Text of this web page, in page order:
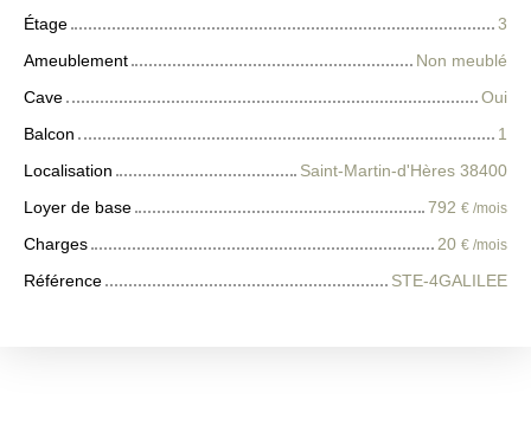
Étage
3
Ameublement
Non meublé
Cave
Oui
Balcon
1
Localisation
Saint-Martin-d'Hères 38400
Loyer de base
792 € /mois
Charges 20 € /mois
Référence STE-4GALILEE